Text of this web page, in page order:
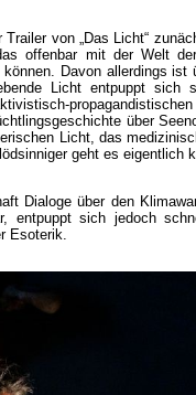
von „Das Licht“
offenbar mit der Welt
Davon allerdings ist
Licht entpuppt sich
über
Licht, das
geht es eigentlich
Dialoge über den
entpuppt sich jedoch
Esoterik.